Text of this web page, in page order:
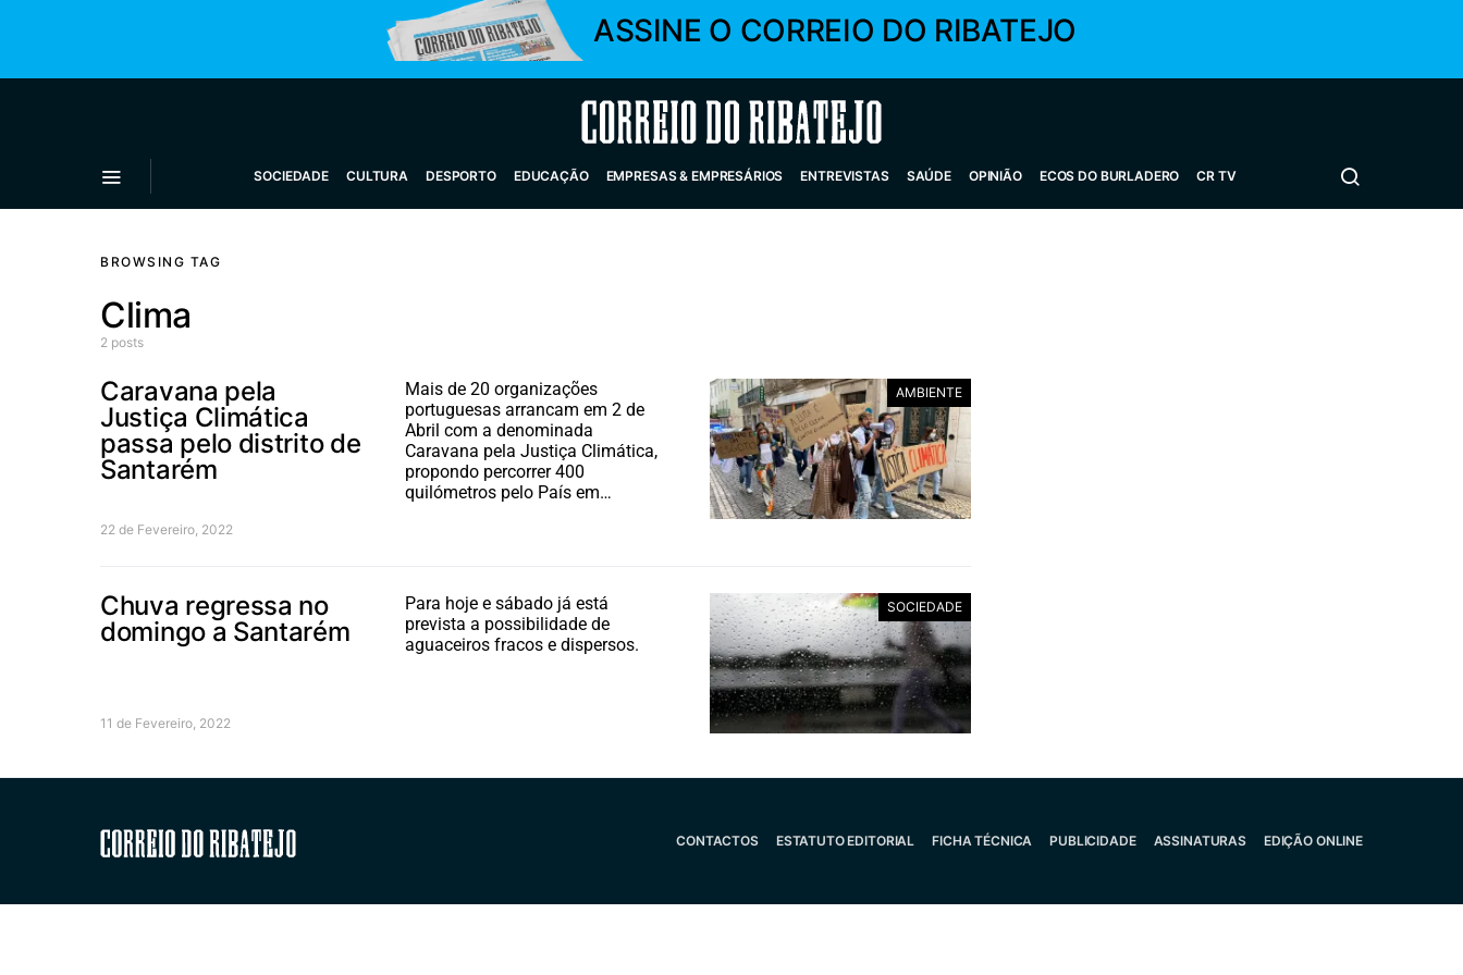
ASSINE O CORREIO DO RIBATEJO
Correio do Ribatejo
SOCIEDADE CULTURA DESPORTO EDUCAÇÃO EMPRESAS & EMPRESÁRIOS ENTREVISTAS SAÚDE OPINIÃO ECOS DO BURLADERO CR TV
BROWSING TAG
Clima
2 posts
AMBIENTE
Caravana pela
Justiça Climática
passa pelo distrito de
Santarém
Mais de 20 organizações
portuguesas arrancam em 2 de
Abril com a denominada
Caravana pela Justiça Climática,
propondo percorrer 400
quilómetros pelo País em…
22 de Fevereiro, 2022
SOCIEDADE
Chuva regressa no
domingo a Santarém
Para hoje e sábado já está
prevista a possibilidade de
aguaceiros fracos e dispersos.
11 de Fevereiro, 2022
Correio do Ribatejo CONTACTOS ESTATUTO EDITORIAL FICHA TÉCNICA PUBLICIDADE ASSINATURAS EDIÇÃO ONLINE